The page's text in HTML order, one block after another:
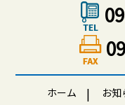
ホーム お知